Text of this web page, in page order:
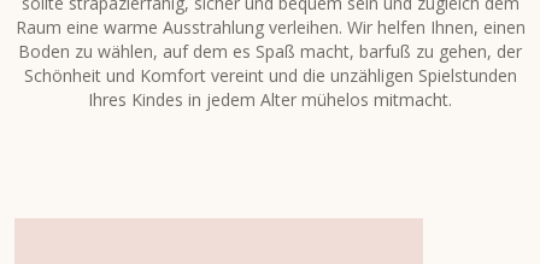
Raum eine warme Ausstrahlung verleihen. Wir helfen Ihnen, einen
Boden zu wählen, auf dem es Spaß macht, barfuß zu gehen, der
Schönheit und Komfort vereint und die unzähligen Spielstunden
Ihres Kindes in jedem Alter mühelos mitmacht.